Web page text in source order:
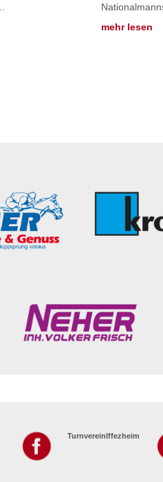
mehr lesen
TurnvereinIffezheim